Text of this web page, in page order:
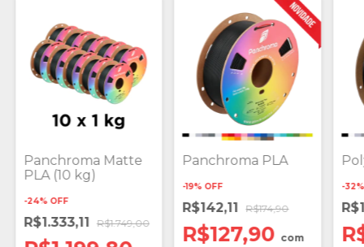
Panchroma Matte
PLA (10 kg)
-24% OFF
R$1.333,11 R$1.749,00
Panchroma PLA
-19% OFF
R$142,11 R$174,90
R$127,90 com
-32